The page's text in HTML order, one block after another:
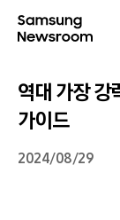
역대 가장 강
가이드
2024/08/29